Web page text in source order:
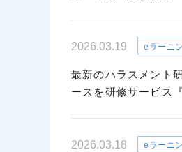
2026.03.19 eラーニ
最新のハラスメント
ースを研修サービス
2026.03.18 eラーニ